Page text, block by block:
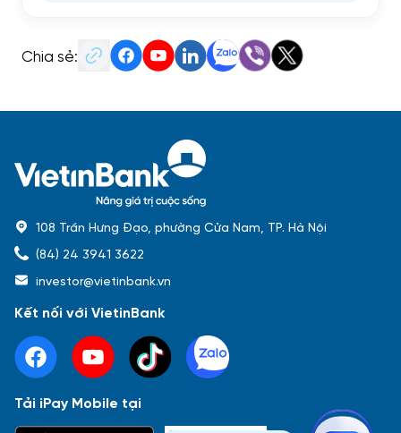
Chia sẻ:
108 Trần Hưng Đạo, phường Cửa Nam, TP. Hà Nội
(84) 24 3941 3622
investor@vietinbank.vn
Kết nối với VietinBank
Tải iPay Mobile tại